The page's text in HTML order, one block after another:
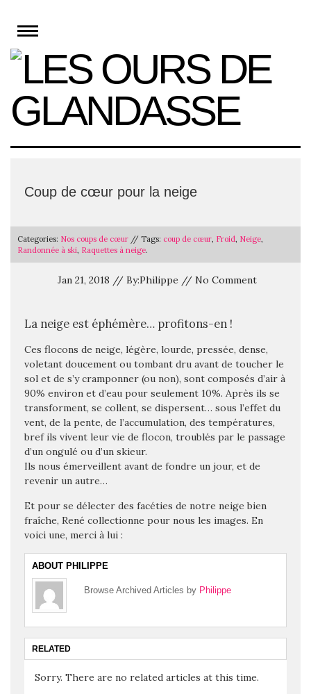
content
Coup de cœur pour la neige
Categories: Nos coups de cœur // Tags: coup de cœur, Froid, Neige,
Randonnée à ski, Raquettes à neige.
Jan 21, 2018 // By:Philippe // No Comment
La neige est éphémère… profitons-en !
Ces flocons de neige, légère, lourde, pressée, dense,
voletant doucement ou tombant dru avant de toucher le
sol et de s’y cramponner (ou non), sont composés d’air à
90% environ et d’eau pour seulement 10%. Après ils se
transforment, se collent, se dispersent… sous l’effet du
vent, de la pente, de l’accumulation, des températures,
bref ils vivent leur vie de flocon, troublés par le passage
d’un ongulé ou d’un skieur.
Ils nous émerveillent avant de fondre un jour, et de
revenir un autre…
Et pour se délecter des facéties de notre neige bien
fraîche, René collectionne pour nous les images. En
voici une, merci à lui :
ABOUT PHILIPPE
Browse Archived Articles by Philippe
RELATED
Sorry. There are no related articles at this time.